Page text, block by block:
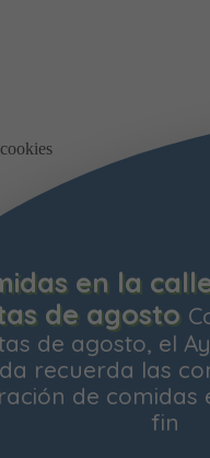
de la
Ya está
la bonificación
Las personas
vivienda